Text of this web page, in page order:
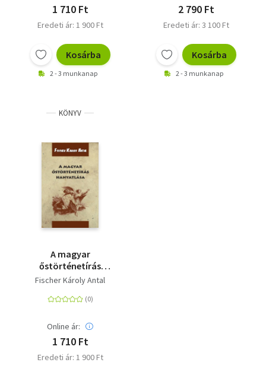
1 710 Ft
Eredeti ár: 1 900 Ft
Kosárba
2 - 3 munkanap
2 790 Ft
Eredeti ár: 3 100 Ft
Kosárba
2 - 3 munkanap
KÖNYV
A magyar
őstörténetírás
hanyatlása
Fischer Károly Antal
Online ár:
1 710 Ft
Eredeti ár: 1 900 Ft